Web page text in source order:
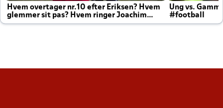
Hvem overtager nr.10 efter Eriksen? Hvem
glemmer sit pas? Hvem ringer Joachim
altid til efter kampe?
Ung vs.
#football